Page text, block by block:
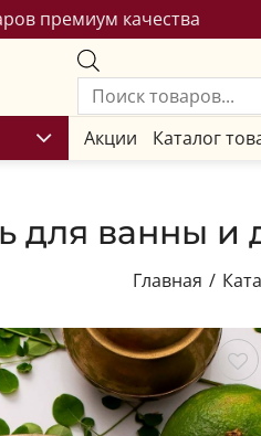
премиум качества
Акции Каталог
для ванны
Главная /
Сохранить